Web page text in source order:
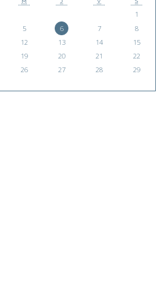
1
5 6 7
8
12 13 14
15
19 20 21
22
26 27 28
29